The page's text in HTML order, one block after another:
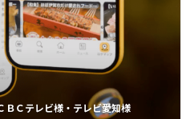
ＢＣテレビ様・テレビ愛知様